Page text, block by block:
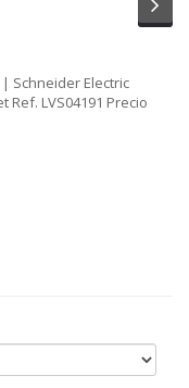
Schneider Electric
LVS04191 Precio